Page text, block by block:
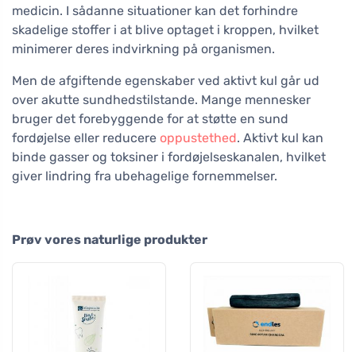
medicin. I sådanne situationer kan det forhindre
skadelige stoffer i at blive optaget i kroppen, hvilket
minimerer deres indvirkning på organismen.
Men de afgiftende egenskaber ved aktivt kul går ud
over akutte sundhedstilstande. Mange mennesker
bruger det forebyggende for at støtte en sund
fordøjelse eller reducere oppustethed. Aktivt kul kan
binde gasser og toksiner i fordøjelseskanalen, hvilket
giver lindring fra ubehagelige fornemmelser.
Prøv vores naturlige produkter